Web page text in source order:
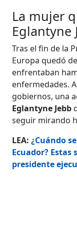
La mujer
Eglantyne
Tras el fin de la
Europa quedó
enfrentaban
enfermedades.
gobiernos, una
Eglantyne Jebb
seguir mirando
LEA:¿Cuándo
Ecuador? Estas
presidente